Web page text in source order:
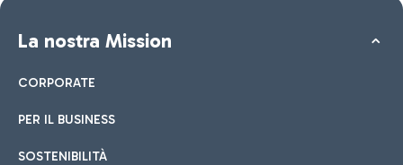
La nostra Mission
CORPORATE
PER IL BUSINESS
SOSTENIBILITÀ